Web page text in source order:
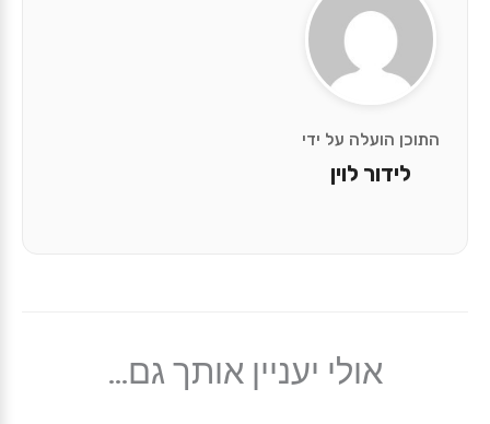
התוכן הועלה על ידי
לידור לוין
אולי יעניין אותך גם...